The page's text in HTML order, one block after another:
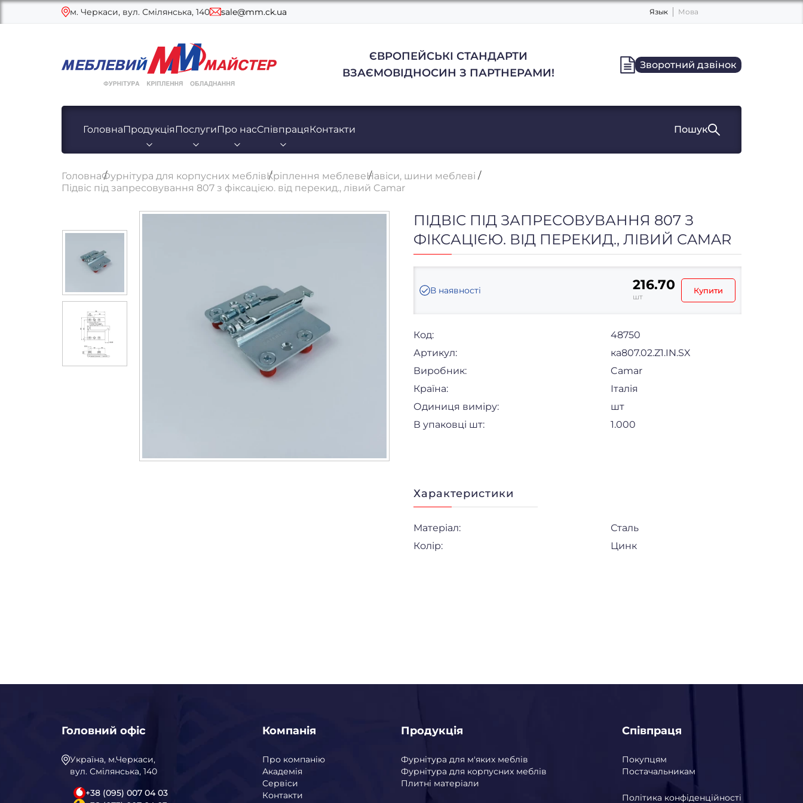
м. Черкаси, вул. Смілянська, 140 sale@mm.ck.ua Язык Мова
ЄВРОПЕЙСЬКІ СТАНДАРТИ
ВЗАЄМОВІДНОСИН З ПАРТНЕРАМИ!
Зворотний дзвінок
ГоловнаПродукція ПослугиПро насСпівпраця Контакти Пошук
ГоловнаФурнітура для корпусних меблівКріплення меблевеНавіси, шини меблеві
Підвіс під запресовування 807 з фіксацією. від перекид., лівий Camar
ПІДВІС ПІД ЗАПРЕСОВУВАННЯ 807 З
ФІКСАЦІЄЮ. ВІД ПЕРЕКИД., ЛІВИЙ CAMAR
В наявності 216.70
шт
Купити
Код:
48750
Артикул:
ка807.02.Z1.IN.SX
Виробник:
Camar
Країна:
Італія
Одиниця виміру:
шт
В упаковці шт:
1.000
Характеристики
Матеріал:
Сталь
Колір:
Цинк
Головний офіс
Україна, м.Черкаси,
вул. Смілянська, 140
+38 (095) 007 04 03
Компанія
Про компанію
Академія
Сервіси
Контакти
Продукція
Фурнітура для м'яких меблів
Фурнітура для корпусних меблів
Плитні матеріали
Співпраця
Покупцям
Постачальникам
Політика конфіденційності